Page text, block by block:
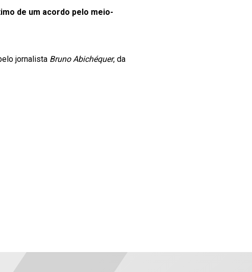
de um acordo pelo meio-
jornalista Bruno Abichéquer, da